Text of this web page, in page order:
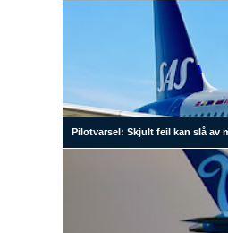
Pilotvarsel: Skjult feil kan slå av